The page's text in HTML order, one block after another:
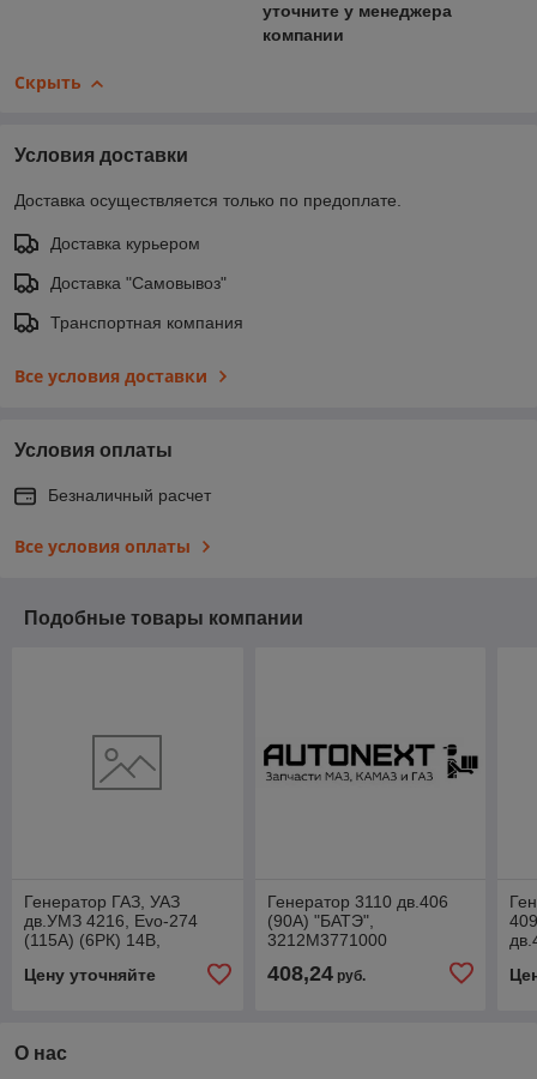
уточните у менеджера
компании
Скрыть
Условия доставки
Доставка осуществляется только по предоплате.
Доставка курьером
Доставка "Самовывоз"
Транспортная компания
Все условия доставки
Условия оплаты
Безналичный расчет
Все условия оплаты
Подобные товары компании
Генератор ГАЗ, УАЗ
дв.УМЗ 4216, Evo-274
(115А) (6РК) 14В,
Цену уточняйте
Генератор 3110 дв.406
(90А) "БАТЭ",
3212M3771000
408,24руб.
30
О нас